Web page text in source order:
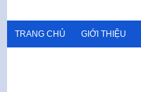
TRANG CHỦ GIỚI THIỆU